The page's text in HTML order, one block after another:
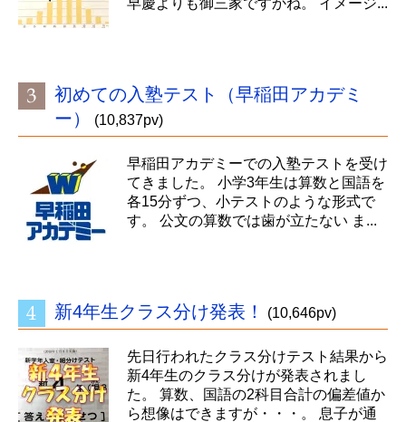
早慶よりも御三家ですかね。 イメージ...
初めての入塾テスト（早稲田アカデミ
ー）
(10,837pv)
早稲田アカデミーでの入塾テストを受け
てきました。 小学3年生は算数と国語を
各15分ずつ、小テストのような形式で
す。 公文の算数では歯が立たない ま...
新4年生クラス分け発表！ (10,646pv)
先日行われたクラス分けテスト結果から
新4年生のクラス分けが発表されまし
た。 算数、国語の2科目合計の偏差値か
ら想像はできますが・・・。 息子が通